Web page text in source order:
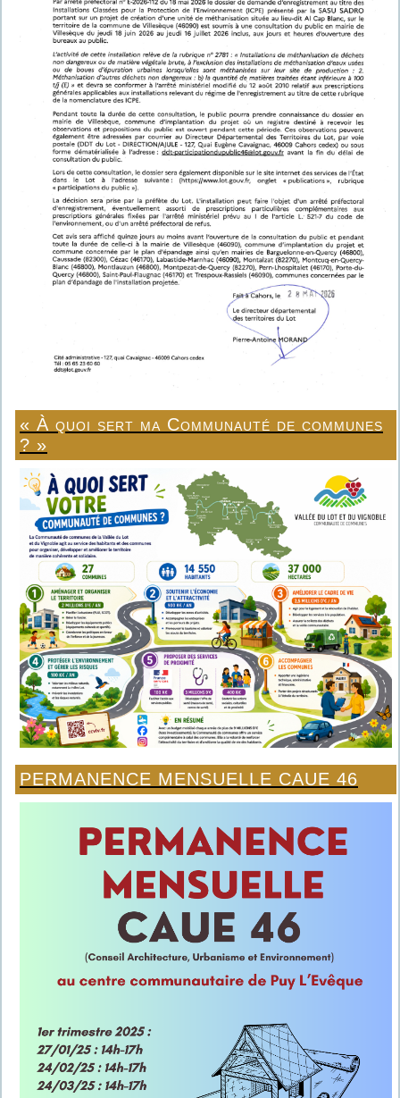
« À quoi sert ma Communauté de communes
? »
PERMANENCE MENSUELLE CAUE 46